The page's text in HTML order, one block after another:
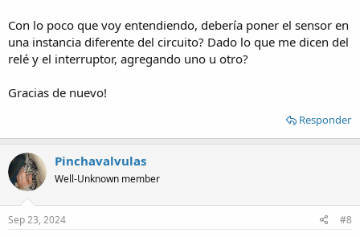
Con lo poco que voy entendiendo, debería poner el sensor en
una instancia diferente del circuito? Dado lo que me dicen del
relé y el interruptor, agregando uno u otro?
Gracias de nuevo!
Responder
Pinchavalvulas
Well-Unknown member
Sep 23, 2024 #8